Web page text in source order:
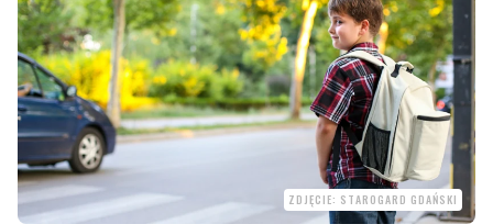
ZDJĘCIE: STAROGARD GDAŃSKI